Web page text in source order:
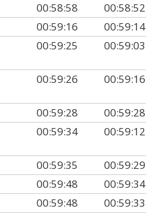
00:58:58 00:58:52
00:59:16 00:59:14
00:59:25 00:59:03
00:59:26 00:59:16
00:59:28 00:59:28
00:59:34 00:59:12
00:59:35 00:59:29
00:59:48 00:59:34
00:59:48 00:59:33